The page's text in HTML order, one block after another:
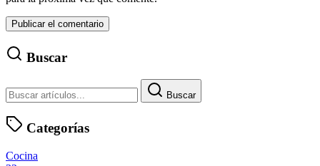
Buscar
Buscar
Categorías
Cocina